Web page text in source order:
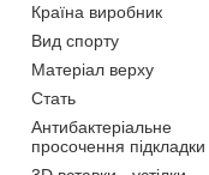
Країна виробник
Вид спорту
Матеріал верху
Стать
Антибактеріальне
просочення підкладки